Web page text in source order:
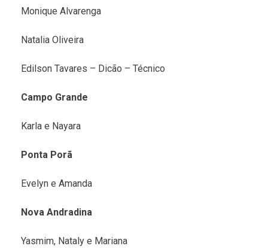
Monique Alvarenga
Natalia Oliveira
Edilson Tavares – Dicão – Técnico
Campo Grande
Karla e Nayara
Ponta Porã
Evelyn e Amanda
Nova Andradina
Yasmim, Nataly e Mariana